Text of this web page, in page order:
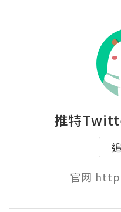
推特
官网